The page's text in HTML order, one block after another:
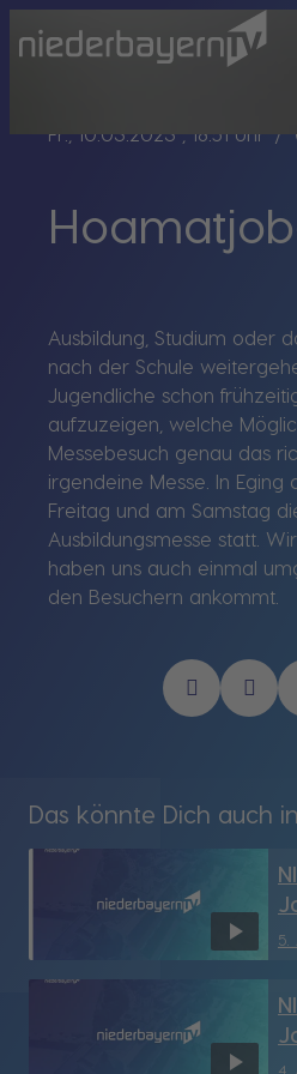
Fr., 10.03.2023, 18:51 Uhr /
Ausbildung, Studium oder
nach der Schule
Jugendliche schon
aufzuzeigen, welche
Messebesuch genau das
irgendeine Messe. In
Freitag und am Samstag
Ausbildungsmesse statt.
haben uns auch einmal
den Besuchern ankommt.
Das könnte Dich auch
5.
4.